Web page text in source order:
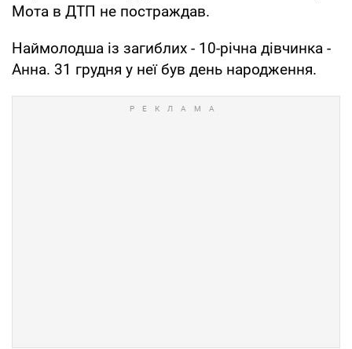
Мота в ДТП не постраждав.
Наймолодша із загиблих - 10-річна дівчинка -
Анна. 31 грудня у неї був день народження.